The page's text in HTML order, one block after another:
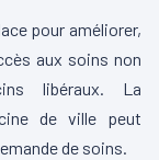
pour améliorer,
aux soins non
libéraux. La
de ville peut
de soins.